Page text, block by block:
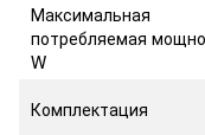
Максимальная
потребляемая
W
Комплектация